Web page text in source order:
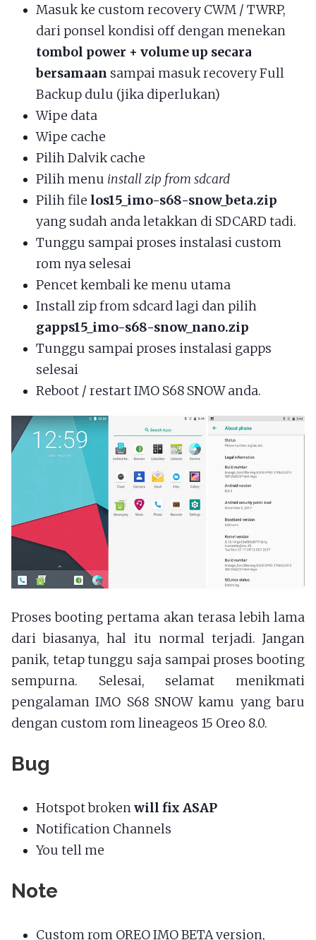
Masuk ke custom recovery CWM / TWRP,
dari ponsel kondisi off dengan menekan
tombol power + volume up secara
bersamaan sampai masuk recovery Full
Backup dulu (jika diperlukan)
Wipe data
Wipe cache
Pilih Dalvik cache
Pilih menu install zip from sdcard
Pilih file los15_imo-s68-snow_beta.zip
yang sudah anda letakkan di SDCARD tadi.
Tunggu sampai proses instalasi custom
rom nya selesai
Pencet kembali ke menu utama
Install zip from sdcard lagi dan pilih
gapps15_imo-s68-snow_nano.zip
Tunggu sampai proses instalasi gapps
selesai
Reboot / restart IMO S68 SNOW anda.
Proses booting pertama akan terasa lebih lama
dari biasanya, hal itu normal terjadi. Jangan
panik, tetap tunggu saja sampai proses booting
sempurna. Selesai, selamat menikmati
pengalaman IMO S68 SNOW kamu yang baru
dengan custom rom lineageos 15 Oreo 8.0.
Bug
Hotspot brokenwill fix ASAP
Notification Channels
You tell me
Note
Custom rom OREO IMO BETA version,